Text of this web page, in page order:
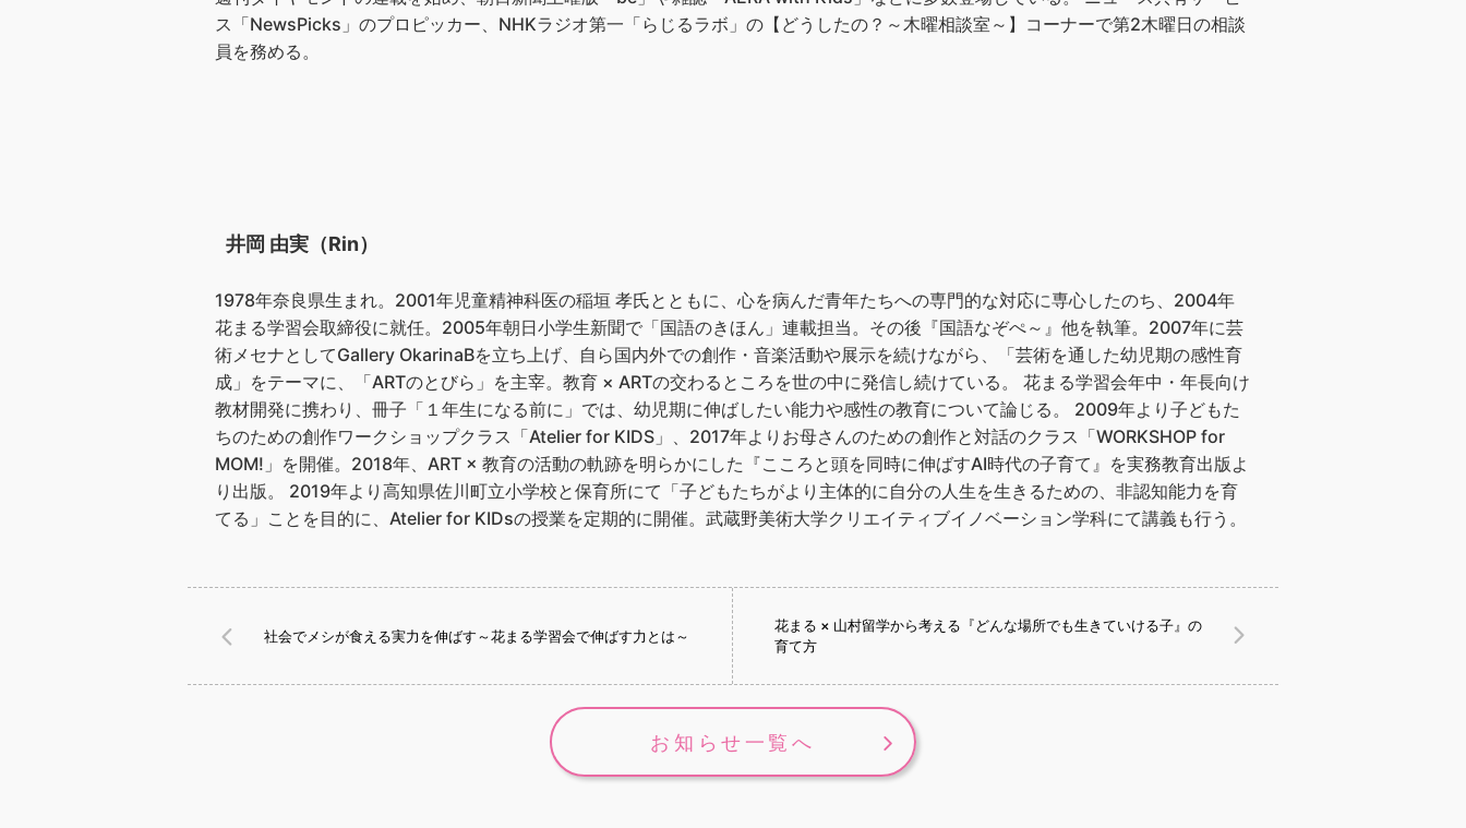
ス「NewsPicks」のプロピッカー、NHKラジオ第一「らじるラボ」の【どうしたの？～木曜相談室～】コーナーで第2木曜日の相談
員を務める。
井岡 由実（Rin）
1978年奈良県生まれ。2001年児童精神科医の稲垣 孝氏とともに、心を病んだ青年たちへの専門的な対応に専心したのち、2004年
花まる学習会取締役に就任。2005年朝日小学生新聞で「国語のきほん」連載担当。その後『国語なぞぺ～』他を執筆。2007年に芸
術メセナとしてGallery OkarinaBを立ち上げ、自ら国内外での創作・音楽活動や展示を続けながら、「芸術を通した幼児期の感性育
成」をテーマに、「ARTのとびら」を主宰。教育 × ARTの交わるところを世の中に発信し続けている。 花まる学習会年中・年長向け
教材開発に携わり、冊子「１年生になる前に」では、幼児期に伸ばしたい能力や感性の教育について論じる。 2009年より子どもた
ちのための創作ワークショップクラス「Atelier for KIDS」、2017年よりお母さんのための創作と対話のクラス「WORKSHOP for
MOM!」を開催。2018年、ART × 教育の活動の軌跡を明らかにした『こころと頭を同時に伸ばすAI時代の子育て』を実務教育出版よ
り出版。 2019年より高知県佐川町立小学校と保育所にて「子どもたちがより主体的に自分の人生を生きるための、非認知能力を育
てる」ことを目的に、Atelier for KIDsの授業を定期的に開催。武蔵野美術大学クリエイティブイノベーション学科にて講義も行う。
社会でメシが食える実力を伸ばす～花まる学習会で伸ばす力とは～
花まる × 山村留学から考える『どんな場所でも生きていける子』の
育て方
お知らせ一覧へ